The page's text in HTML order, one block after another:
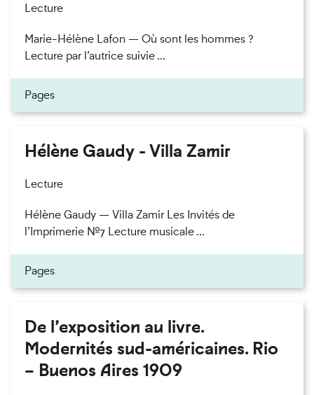
Lecture
Marie-Hélène Lafon — Où sont les hommes ?
Lecture par l’autrice suivie ...
Pages
Hélène Gaudy - Villa Zamir
Lecture
Hélène Gaudy — Villa Zamir Les Invités de
l’Imprimerie n°7 Lecture musicale ...
Pages
De l’exposition au livre.
Modernités sud-américaines. Rio
– Buenos Aires 1909